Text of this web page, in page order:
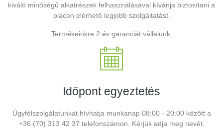
kiváló minőségű alkatrészek felhasználásával kívánja biztosítani a
piacon elérhető legjobb szolgáltatást.
Termékeinkre 2 év garanciát vállalunk.
Időpont egyeztetés
Ügyfélszolgálatunkat hívhatja munkanap 08:00 - 20:00 között a
+36 (70) 313 42 37 telefonszámon. Kérjük adja meg nevét,